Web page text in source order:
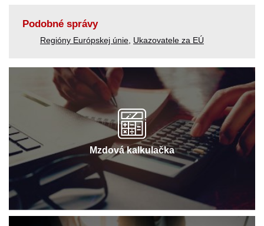
Podobné správy
Regióny Európskej únie Ukazovatele za EÚ
Mzdová kalkulačka